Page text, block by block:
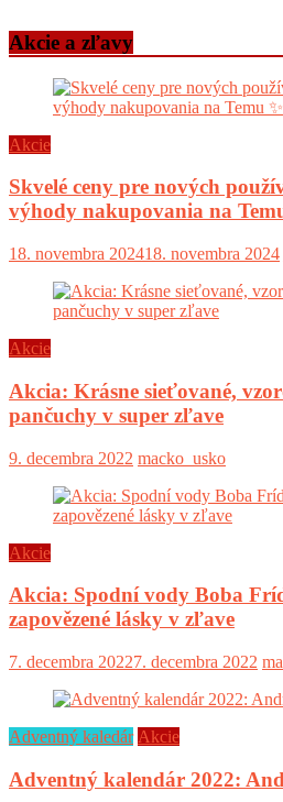
Akcie a zľavy
Akcie
Skvelé ceny pre nových
výhody nakupovania na
18. novembra 202418. novembra 2024
Akcie
Akcia: Krásne sieťované,
pančuchy v super zľave
9. decembra 2022 macko_usko
Akcie
Akcia: Spodní vody Boba
zapovězené lásky v zľave
7. decembra 20227. decembra 2022
Adventný kaledár Akcie
Adventný kalendár 2022: